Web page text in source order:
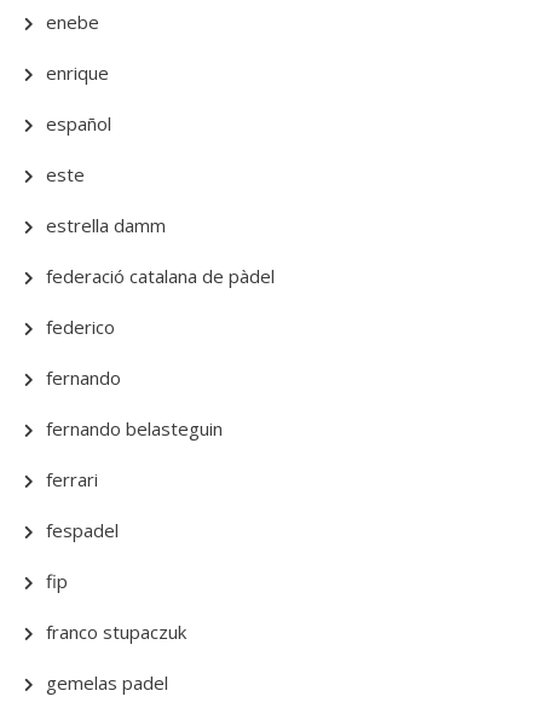
enebe
enrique
español
este
estrella damm
federació catalana de pàdel
federico
fernando
fernando belasteguin
ferrari
fespadel
fip
franco stupaczuk
gemelas padel